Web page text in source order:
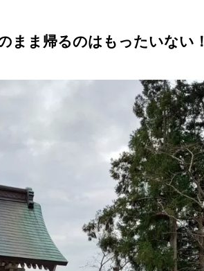
まま帰るのはもったいない！